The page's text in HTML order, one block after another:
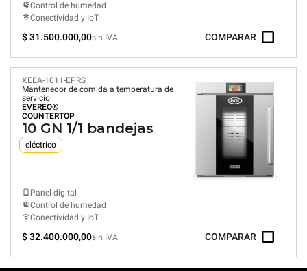
Control de humedad
Conectividad y IoT
$ 31.500.000,00sin IVA COMPARAR
XEEA-1011-EPRS
Mantenedor de comida a temperatura de
servicio
EVEREO®
COUNTERTOP
10 GN 1/1 bandejas
eléctrico
Panel digital
Control de humedad
Conectividad y IoT
$ 32.400.000,00sin IVA COMPARAR